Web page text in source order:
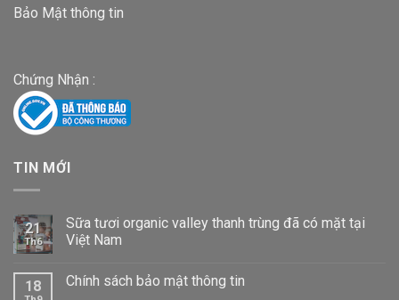
Bảo Mật thông tin
Chứng Nhận :
TIN MỚI
21
Th6
Sữa tươi organic valley thanh trùng đã có mặt tại
Việt Nam
18 Chính sách bảo mật thông tin